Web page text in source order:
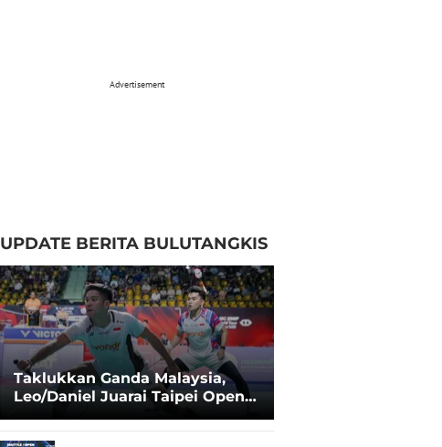
Advertisement
UPDATE BERITA BULUTANGKIS
Taklukkan Ganda Malaysia,
Leo/Daniel Juarai Taipei Open